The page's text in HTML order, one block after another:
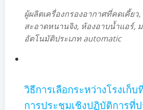
ผู้ผลิตเครื่องกรองอากาศที่คดเคี้ยว
สะอาดหนานจิง, ห้องอาบน้ำแอร์,
อัตโนมัติประเภท automatic
วิธีการเลือกระหว่างโรงเก็
การประชุมเชิงปฏิบัติการที่